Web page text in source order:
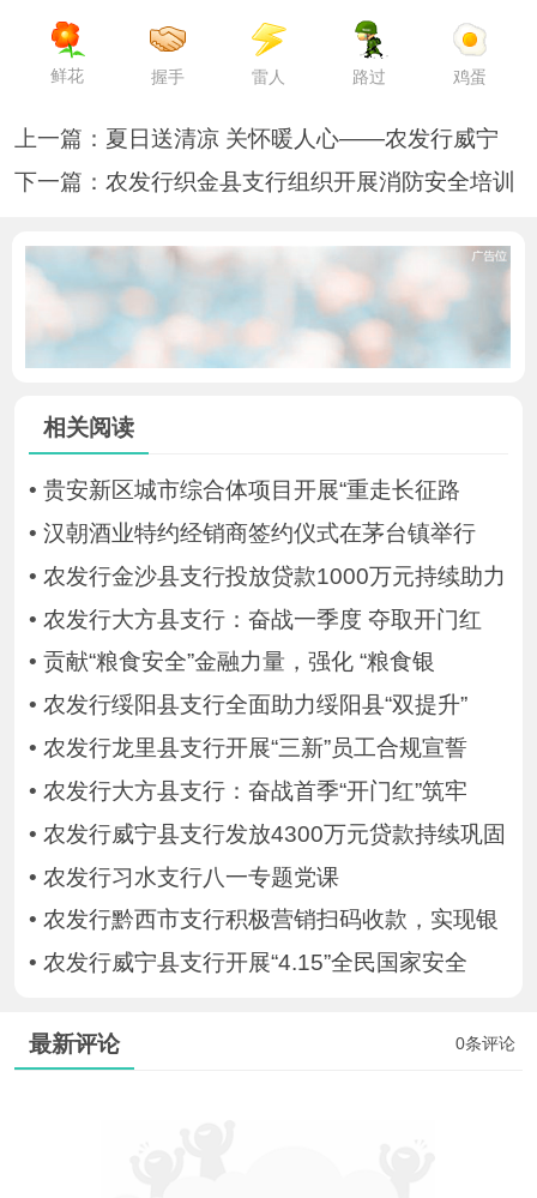
鲜花 握手 雷人 路过 鸡蛋
上一篇： 夏日送清凉 关怀暖人心——农发行威宁
下一篇： 农发行织金县支行组织开展消防安全培训
相关阅读
• 贵安新区城市综合体项目开展“重走长征路
• 汉朝酒业特约经销商签约仪式在茅台镇举行
• 农发行金沙县支行投放贷款1000万元持续助力
• 农发行大方县支行：奋战一季度 夺取开门红
• 贡献“粮食安全”金融力量，强化 “粮食银
• 农发行绥阳县支行全面助力绥阳县“双提升”
• 农发行龙里县支行开展“三新”员工合规宣誓
• 农发行大方县支行：奋战首季“开门红”筑牢
• 农发行威宁县支行发放4300万元贷款持续巩固
• 农发行习水支行八一专题党课
• 农发行黔西市支行积极营销扫码收款，实现银
• 农发行威宁县支行开展“4.15”全民国家安全
0条评论
最新评论